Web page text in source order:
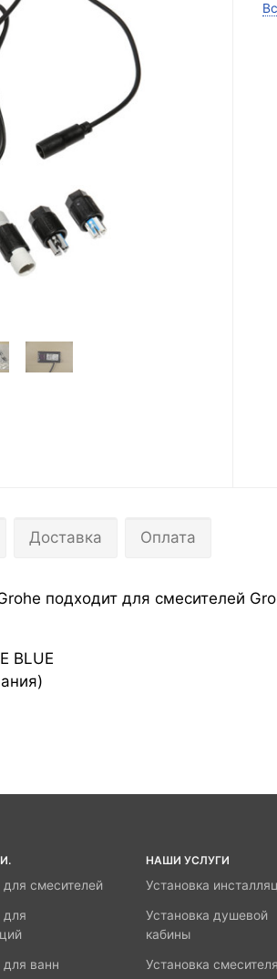
Доставка Оплата
подходит для смесителей
BLUE
для смесителей
для
для ванн
НАШИ УСЛУГИ
Установка
Установка душевой
кабины
Установка смесителя